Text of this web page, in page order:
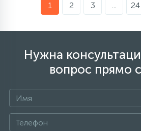
1 2 3 ... 24
Нужна
вопрос прямо